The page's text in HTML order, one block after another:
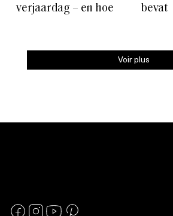
verjaardag – en hoe
bevat
Voir plus